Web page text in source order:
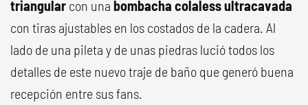
triangular con una bombacha colaless ultracavada
con tiras ajustables en los costados de la cadera. Al
lado de una pileta y de unas piedras lució todos los
detalles de este nuevo traje de baño que generó buena
recepción entre sus fans.